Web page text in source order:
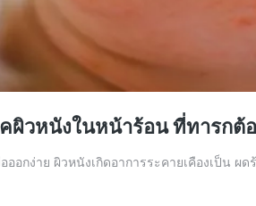
ผิวหนังในหน้าร้อน ที่ทารกต้
ออกง่าย ผิวหนังเกิดอาการระคายเคืองเป็น